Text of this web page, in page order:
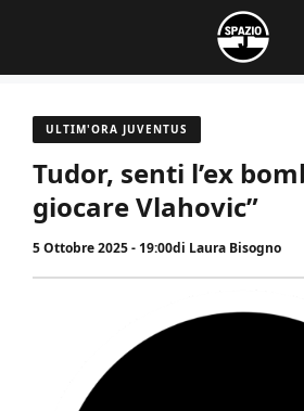
contenuto
ULTIM'ORA JUVENTUS
Tudor, senti l’ex
giocare Vlahovic”
5 Ottobre 2025 - 19:00di Laura Bisogno